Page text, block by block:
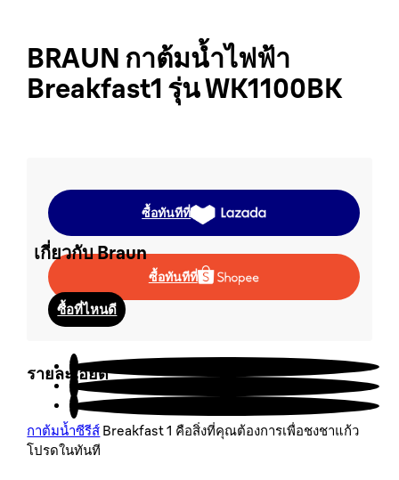
BRAUN กาต้มน้ำไฟฟ้า
Breakfast1 รุ่น WK1100BK
ซื้อทันทีที่
ซื้อทันทีที่
ซื้อที่ไหนดี
รายละเอียด
กาต้มน้ำซีรีส์ Breakfast 1 คือสิ่งที่คุณต้องการเพื่อชงชาแก้ว
โปรดในทันที
สถานที่ขาย
ระบุสินค้าลอกเลียนแบบ
เกี่ยวกับ Braun